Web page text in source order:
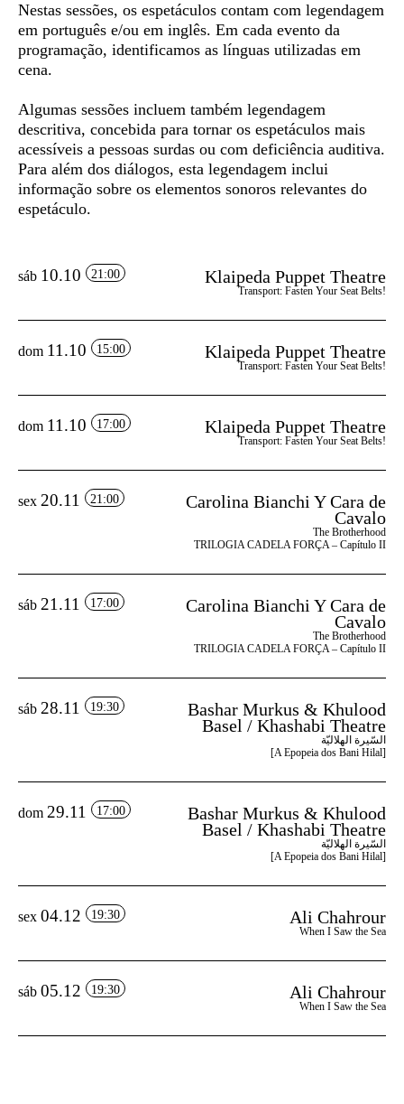
Nestas sessões, os espetáculos contam com legendagem
em português e/ou em inglês. Em cada evento da
programação, identificamos as línguas utilizadas em
cena.
Algumas sessões incluem também legendagem
descritiva, concebida para tornar os espetáculos mais
acessíveis a pessoas surdas ou com deficiência auditiva.
Para além dos diálogos, esta legendagem inclui
informação sobre os elementos sonoros relevantes do
espetáculo.
sáb 10.10 21:00 Klaipeda Puppet Theatre
Transport: Fasten Your Seat Belts!
dom 11.10 15:00 Klaipeda Puppet Theatre
Transport: Fasten Your Seat Belts!
dom 11.10 17:00 Klaipeda Puppet Theatre
Transport: Fasten Your Seat Belts!
sex 20.11 21:00
Carolina Bianchi Y Cara de
Cavalo
The Brotherhood
TRILOGIA CADELA FORÇA – Capítulo II
sáb 21.11 17:00
Carolina Bianchi Y Cara de
Cavalo
The Brotherhood
TRILOGIA CADELA FORÇA – Capítulo II
sáb 28.11 19:30
Bashar Murkus & Khulood
Basel / Khashabi Theatre
السّيرة الهلاليّة
[A Epopeia dos Bani Hilal]
dom 29.11 17:00
Bashar Murkus & Khulood
Basel / Khashabi Theatre
السّيرة الهلاليّة
[A Epopeia dos Bani Hilal]
sex 04.12 19:30 Ali Chahrour
When I Saw the Sea
sáb 05.12 19:30 Ali Chahrour
When I Saw the Sea